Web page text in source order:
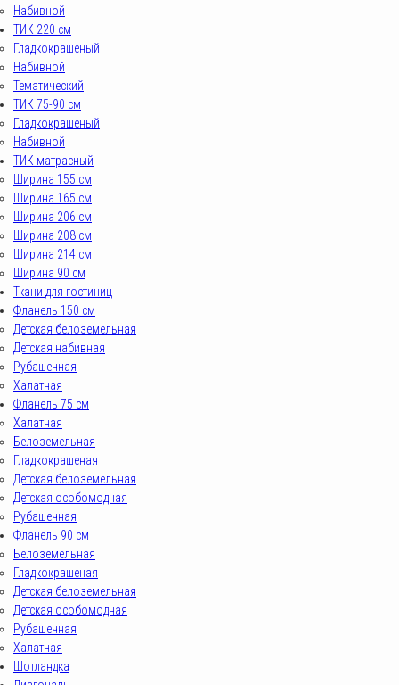
Набивной
ТИК 220 см
Гладкокрашеный
Набивной
Тематический
ТИК 75-90 см
Гладкокрашеный
Набивной
ТИК матрасный
Ширина 155 см
Ширина 165 см
Ширина 206 см
Ширина 208 см
Ширина 214 см
Ширина 90 см
Ткани для гостиниц
Фланель 150 см
Детская белоземельная
Детская набивная
Рубашечная
Халатная
Фланель 75 см
Халатная
Белоземельная
Гладкокрашеная
Детская белоземельная
Детская особомодная
Рубашечная
Фланель 90 см
Белоземельная
Гладкокрашеная
Детская белоземельная
Детская особомодная
Рубашечная
Халатная
Шотландка